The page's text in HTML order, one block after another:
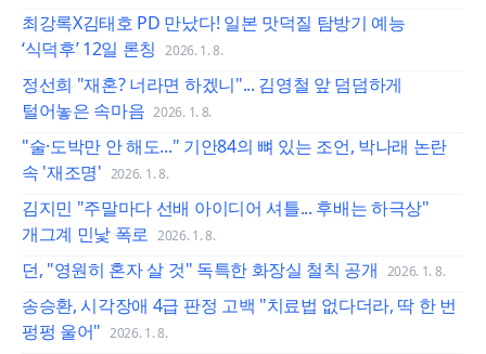
최강록X김태호 PD 만났다! 일본 맛덕질 탐방기 예능
‘식덕후’ 12일 론칭 2026. 1. 8.
정선희 "재혼? 너라면 하겠니"... 김영철 앞 덤덤하게
털어놓은 속마음 2026. 1. 8.
"술·도박만 안 해도..." 기안84의 뼈 있는 조언, 박나래 논란
속 '재조명' 2026. 1. 8.
김지민 "주말마다 선배 아이디어 셔틀... 후배는 하극상"
개그계 민낯 폭로 2026. 1. 8.
던, "영원히 혼자 살 것" 독특한 화장실 철칙 공개 2026. 1. 8.
송승환, 시각장애 4급 판정 고백 "치료법 없다더라, 딱 한 번
펑펑 울어" 2026. 1. 8.